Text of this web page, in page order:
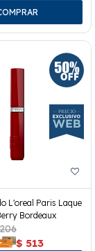
L'oreal Paris Laque
Bordeaux
$ 513